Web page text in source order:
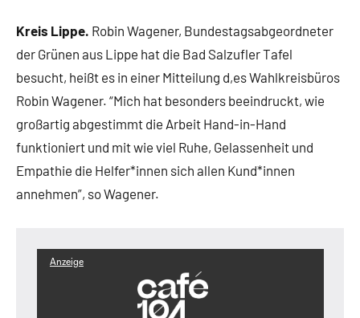
Kreis Lippe. Robin Wagener, Bundestagsabgeordneter
der Grünen aus Lippe hat die Bad Salzufler Tafel
besucht, heißt es in einer Mitteilung d,es Wahlkreisbüros
Robin Wagener. “Mich hat besonders beeindruckt, wie
großartig abgestimmt die Arbeit Hand-in-Hand
funktioniert und mit wie viel Ruhe, Gelassenheit und
Empathie die Helfer*innen sich allen Kund*innen
annehmen”, so Wagener.
Anzeige